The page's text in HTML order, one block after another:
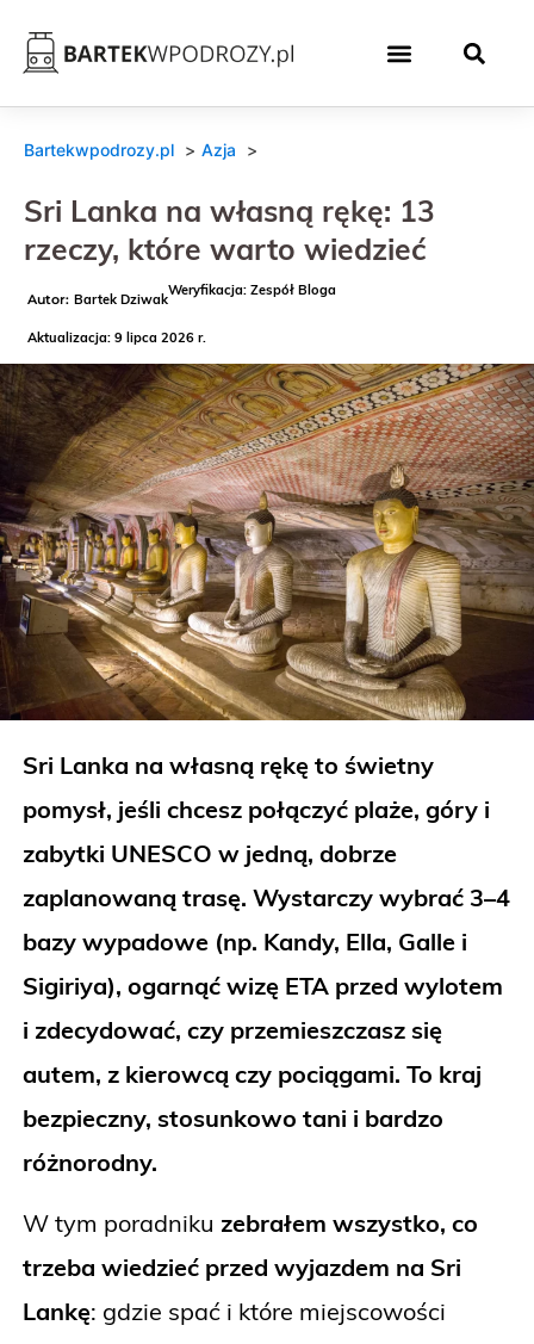
Bartekwpodrozy.pl Azja
Sri Lanka na własną rękę: 13
rzeczy, które warto wiedzieć
Bartek Dziwak
Weryfikacja: Zespół Bloga
Aktualizacja: 9 lipca 2026 r.
Sri Lanka na własną rękę to świetny
pomysł, jeśli chcesz połączyć plaże, góry i
zabytki UNESCO w jedną, dobrze
zaplanowaną trasę. Wystarczy wybrać 3–4
bazy wypadowe (np. Kandy, Ella, Galle i
Sigiriya), ogarnąć wizę ETA przed wylotem
i zdecydować, czy przemieszczasz się
autem, z kierowcą czy pociągami. To kraj
bezpieczny, stosunkowo tani i bardzo
różnorodny.
W tym poradniku zebrałem wszystko, co
trzeba wiedzieć przed wyjazdem na Sri
Lankę: gdzie spać i które miejscowości